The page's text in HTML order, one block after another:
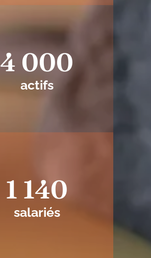
4 000
actifs
1 140
salariés